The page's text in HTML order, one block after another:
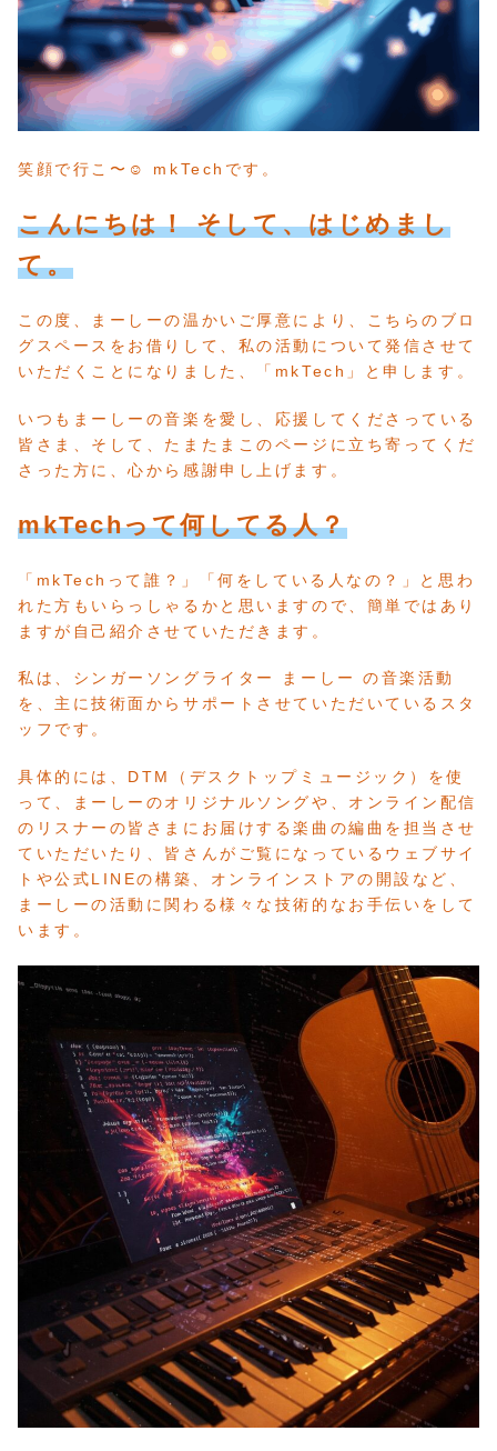
笑顔で行こ〜☺️ mkTechです。
こんにちは！ そして、はじめまし
て。
この度、まーしーの温かいご厚意により、こちらのブロ
グスペースをお借りして、私の活動について発信させて
いただくことになりました、「mkTech」と申します。
いつもまーしーの音楽を愛し、応援してくださっている
皆さま、そして、たまたまこのページに立ち寄ってくだ
さった方に、心から感謝申し上げます。
mkTechって何してる人？
「mkTechって誰？」「何をしている人なの？」と思わ
れた方もいらっしゃるかと思いますので、簡単ではあり
ますが自己紹介させていただきます。
私は、シンガーソングライター まーしー の音楽活動
を、主に技術面からサポートさせていただいているスタ
ッフです。
具体的には、DTM（デスクトップミュージック）を使
って、まーしーのオリジナルソングや、オンライン配信
のリスナーの皆さまにお届けする楽曲の編曲を担当させ
ていただいたり、皆さんがご覧になっているウェブサイ
トや公式LINEの構築、オンラインストアの開設など、
まーしーの活動に関わる様々な技術的なお手伝いをして
います。